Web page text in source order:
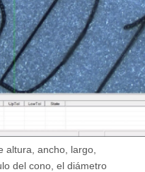
altura, ancho, largo,
del cono, el diámetro